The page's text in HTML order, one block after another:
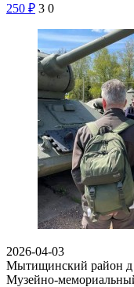
250 ₽ 3 0
2026-04-03
Мытищинский район д
Музейно-